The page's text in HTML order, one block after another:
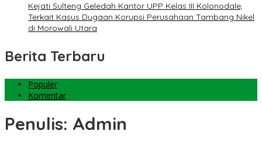
Kejati Sulteng Geledah Kantor UPP Kelas III Kolonodale,
Terkait Kasus Dugaan Korupsi Perusahaan Tambang Nikel
di Morowali Utara
Berita Terbaru
Populer
Komentar
Penulis: Admin